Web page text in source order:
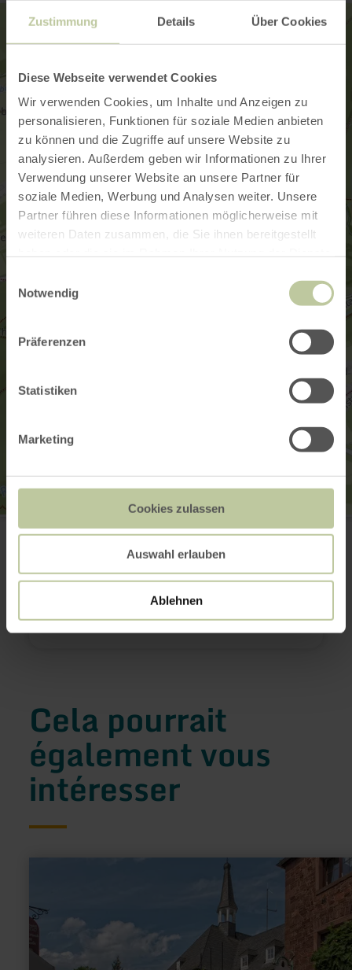
Zustimmung Details Über Cookies
Diese Webseite verwendet Cookies
Wir verwenden Cookies, um Inhalte und Anzeigen zu
personalisieren, Funktionen für soziale Medien anbieten
zu können und die Zugriffe auf unsere Website zu
analysieren. Außerdem geben wir Informationen zu Ihrer
Verwendung unserer Website an unsere Partner für
soziale Medien, Werbung und Analysen weiter. Unsere
Partner führen diese Informationen möglicherweise mit
weiteren Daten zusammen, die Sie ihnen bereitgestellt
Notwendig
Präferenzen
Statistiken
Marketing
Cookies zulassen
Auswahl erlauben
Ablehnen
Grünenthalstraße (K21)
52156 Monschau-Imgenbroich
E-mail
Planifier votre arrivée
Afficher sur la carte
Cela pourrait
également vous
intéresser
:
Hoch
dem
Tal